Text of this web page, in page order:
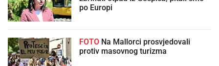
po Europi
FOTO
protiv masovnog turizma